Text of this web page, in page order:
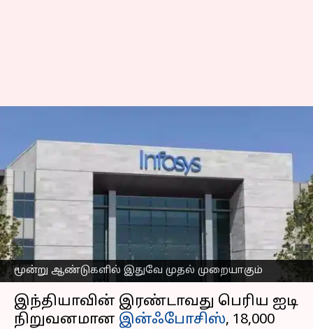
மூன்று ஆண்டுகளில் இதுவே முதல் முறையாகும்
இதுவரை இல்லாத
அளவுக்கு மிகப்பெரிய
ஷேர் பைபேக் திட்டத்தை
அறிவித்துள்ளது
எழுதியவர் 02:11 pm
செய்தி முன்னோட்டம்
இந்தியாவின் இரண்டாவது பெரிய ஐடி
நிறுவனமான இன்ஃபோசிஸ், ₹18,000